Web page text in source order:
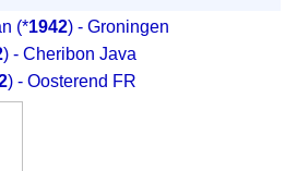
(*1942) - Groningen
) - Cheribon Java
) - Oosterend FR